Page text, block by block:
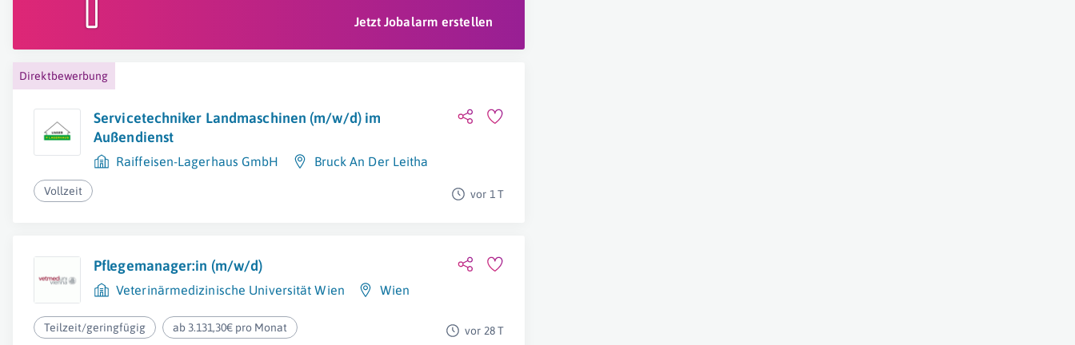
Jetzt Jobalarm erstellen
Direktbewerbung
Servicetechniker Landmaschinen (m/w/d) im
Außendienst
Raiffeisen-Lagerhaus GmbH Bruck An Der Leitha
Vollzeit vor 1 T
Pflegemanager:in (m/w/d)
Veterinärmedizinische Universität Wien Wien
Teilzeit/geringfügig ab 3.131,30€ pro Monat vor 28 T